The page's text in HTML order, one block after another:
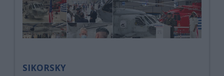
SIKORSKY